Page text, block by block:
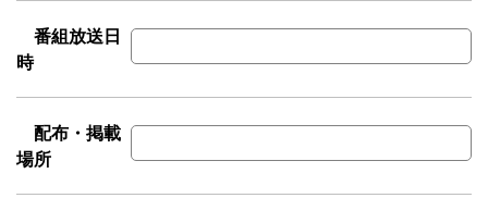
番組放送日
時
配布・掲載
場所